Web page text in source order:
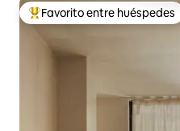
Favorito entre los
Favorito entre huéspedes